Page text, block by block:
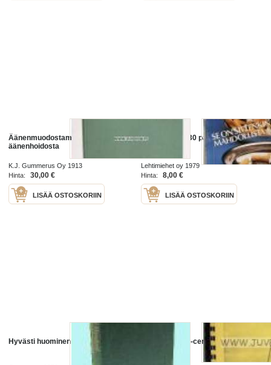
Äänenmuodostamisesta ja
äänenhoidosta
K.J. Gummerus Oy 1913
Hinta:
30,00 €
LISÄÄ OSTOSKORIIN
Irti tupakasta 30 päivässä
Lehtimiehet oy 1979
Hinta:
8,00 €
LISÄÄ OSTOSKORIIN
Hyvästi huominen
Practical ferro-cement
boatbuilding